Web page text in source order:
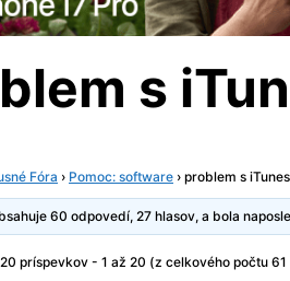
s
Fóra › Pomoc: software › problem s
60 odpovedí, 27 hlasov, a bola
príspevkov - 1 až 20 (z celkového počtu 61